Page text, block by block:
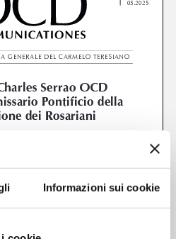
Informazioni sui cookie